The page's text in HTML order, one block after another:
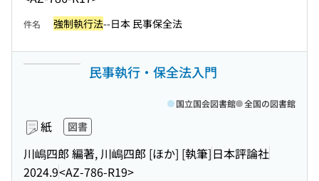
件名 強制執行法--日本 民事保全法
民事執行・保全法入門
紙 図書
川嶋四郎 編著, 川嶋四郎 [ほか] [執筆]日本評論社
2024.9<AZ-786-R19>
国立国会図書館 全国の図書館